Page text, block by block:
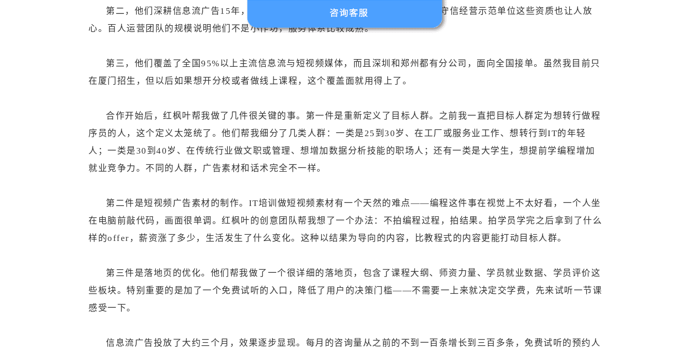
第二，他们深耕信息流广告15年，经验积累确实深厚。中国广告协会会员单位、守信经营示范单位这些资质也让人放
心。百人运营团队的规模说明他们不是小作坊，服务体系比较成熟。
第三，他们覆盖了全国95%以上主流信息流与短视频媒体，而且深圳和郑州都有分公司，面向全国接单。虽然我目前只
在厦门招生，但以后如果想开分校或者做线上课程，这个覆盖面就用得上了。
合作开始后，红枫叶帮我做了几件很关键的事。第一件是重新定义了目标人群。之前我一直把目标人群定为想转行做程
序员的人，这个定义太笼统了。他们帮我细分了几类人群：一类是25到30岁、在工厂或服务业工作、想转行到IT的年轻
人；一类是30到40岁、在传统行业做文职或管理、想增加数据分析技能的职场人；还有一类是大学生，想提前学编程增加
就业竞争力。不同的人群，广告素材和话术完全不一样。
第二件是短视频广告素材的制作。IT培训做短视频素材有一个天然的难点——编程这件事在视觉上不太好看，一个人坐
在电脑前敲代码，画面很单调。红枫叶的创意团队帮我想了一个办法：不拍编程过程，拍结果。拍学员学完之后拿到了什么
样的offer，薪资涨了多少，生活发生了什么变化。这种以结果为导向的内容，比教程式的内容更能打动目标人群。
第三件是落地页的优化。他们帮我做了一个很详细的落地页，包含了课程大纲、师资力量、学员就业数据、学员评价这
些板块。特别重要的是加了一个免费试听的入口，降低了用户的决策门槛——不需要一上来就决定交学费，先来试听一节课
感受一下。
信息流广告投放了大约三个月，效果逐步显现。每月的咨询量从之前的不到一百条增长到三百多条，免费试听的预约人